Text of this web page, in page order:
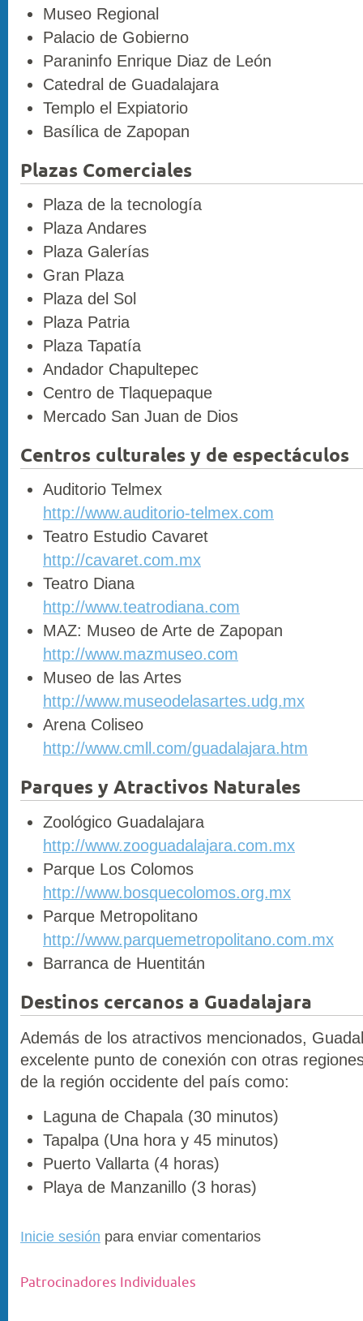
Museo Regional
Palacio de Gobierno
Paraninfo Enrique Diaz de León
Catedral de Guadalajara
Templo el Expiatorio
Basílica de Zapopan
Plazas Comerciales
Plaza de la tecnología
Plaza Andares
Plaza Galerías
Gran Plaza
Plaza del Sol
Plaza Patria
Plaza Tapatía
Andador Chapultepec
Centro de Tlaquepaque
Mercado San Juan de Dios
Centros culturales y de espectáculos
Auditorio Telmex
http://www.auditorio-telmex.com
Teatro Estudio Cavaret
http://cavaret.com.mx
Teatro Diana
http://www.teatrodiana.com
MAZ: Museo de Arte de Zapopan
http://www.mazmuseo.com
Museo de las Artes
http://www.museodelasartes.udg.mx
Arena Coliseo
http://www.cmll.com/guadalajara.htm
Parques y Atractivos Naturales
Zoológico Guadalajara
http://www.zooguadalajara.com.mx
Parque Los Colomos
http://www.bosquecolomos.org.mx
Parque Metropolitano
http://www.parquemetropolitano.com.mx
Barranca de Huentitán
Destinos cercanos a Guadalajara
Además de los atractivos mencionados,
excelente punto de conexión con otras
de la región occidente del país como:
Laguna de Chapala (30 minutos)
Tapalpa (Una hora y 45 minutos)
Puerto Vallarta (4 horas)
Playa de Manzanillo (3 horas)
Inicie sesión para enviar comentarios
Patrocinadores Individuales